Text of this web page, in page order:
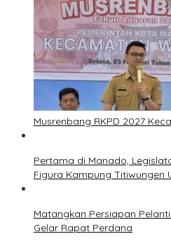
Musrenbang RKPD 2027
Pertama di Manado,
Figura Kampung Titiwungen
Matangkan Persiapan
Gelar Rapat Perdana